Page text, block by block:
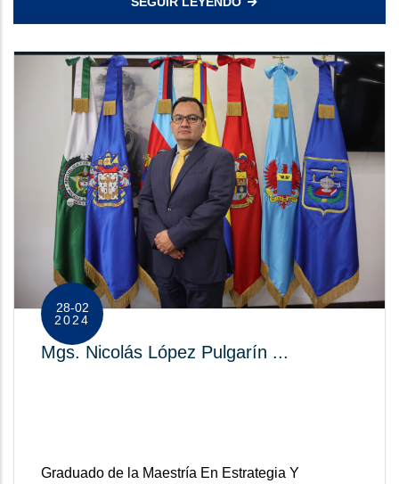
28-02
2024
Mgs. Nicolás López Pulgarín ...
Graduado de la Maestría En Estrategia Y